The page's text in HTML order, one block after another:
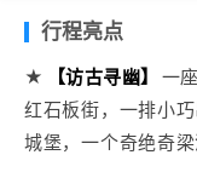
行程亮点
★ 【访古寻幽】
一
红石板街，一排小
城堡，一个奇绝奇
人......一切，都美